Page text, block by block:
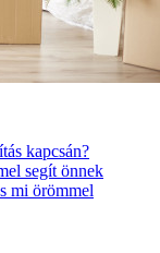
kapcsán?
segít önnek
mi örömmel